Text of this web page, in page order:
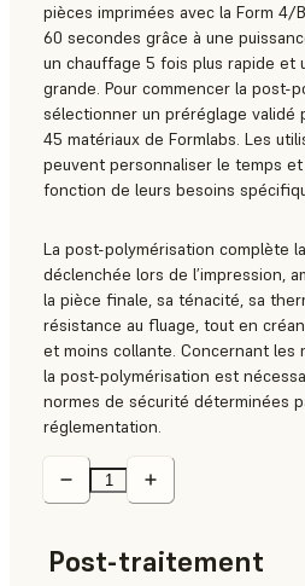
pièces imprimées avec la Form 4/
60 secondes grâce à une
un chauffage 5 fois plus rapide et
grande. Pour commencer la post-
sélectionner un préréglage validé
45 matériaux de Formlabs. Les
peuvent personnaliser le temps
fonction de leurs besoins
La post-polymérisation complète
déclenchée lors de l’impression,
la pièce finale, sa ténacité, sa
résistance au fluage, tout en
et moins collante. Concernant les
la post-polymérisation est
normes de sécurité déterminées
réglementation.
Post-traitement